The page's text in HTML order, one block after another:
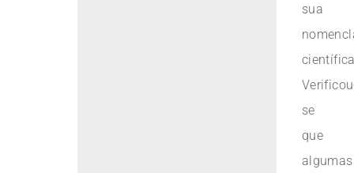
sua
se
que
algumas